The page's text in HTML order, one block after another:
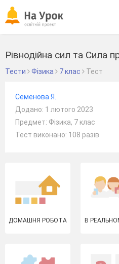
Рівнодійна сил та Сила
Тести Фізика 7 клас Тест
Семенова Я.
Додано: 1 лютого 2023
Предмет: Фізика, 7 клас
Тест виконано: 108 разів
ДОМАШНЯ РОБОТА В